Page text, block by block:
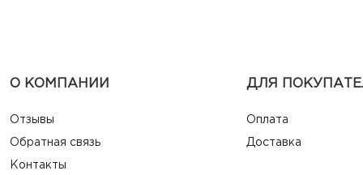
О КОМПАНИИ
Отзывы
Обратная связь
Контакты
ДЛЯ
Оплата
Доставка